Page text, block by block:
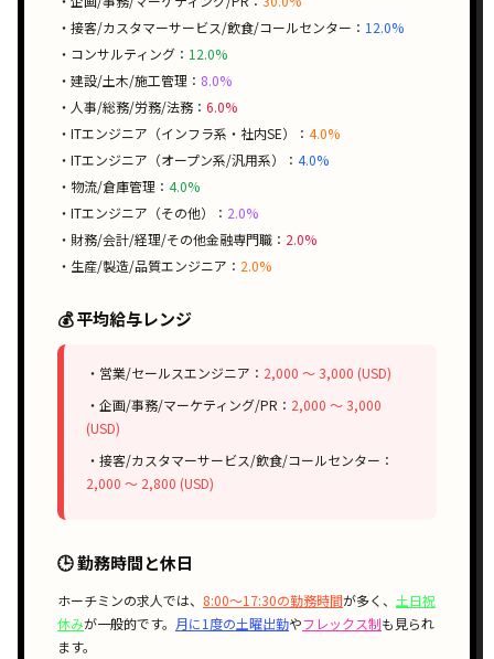
・接客/カスタマーサービス/飲食/コールセンター： 12.0%
・コンサルティング： 12.0%
・建設/土木/施工管理： 8.0%
・人事/総務/労務/法務： 6.0%
・ITエンジニア（インフラ系・社内SE）： 4.0%
・ITエンジニア（オープン系/汎用系）： 4.0%
・物流/倉庫管理： 4.0%
・ITエンジニア（その他）： 2.0%
・財務/会計/経理/その他金融専門職： 2.0%
・生産/製造/品質エンジニア： 2.0%
💰 平均給与レンジ
・営業/セールスエンジニア： 2,000 〜 3,000 (USD)
・企画/事務/マーケティング/PR： 2,000 〜 3,000
(USD)
・接客/カスタマーサービス/飲食/コールセンター：
2,000 〜 2,800 (USD)
🕒 勤務時間と休日
ホーチミンの求人では、 8:00〜17:30の勤務時間が多く、 土日祝
休みが一般的です。 月に1度の土曜出勤やフレックス制も見られ
ます。